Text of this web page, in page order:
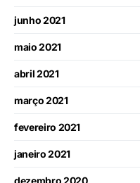
junho 2021
maio 2021
abril 2021
março 2021
fevereiro 2021
janeiro 2021
dezembro 2020